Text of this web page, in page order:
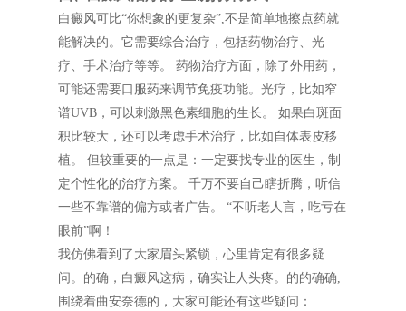
白癜风可比“你想象的更复杂”,不是简单地擦点药就
能解决的。它需要综合治疗，包括药物治疗、光
疗、手术治疗等等。 药物治疗方面，除了外用药，
可能还需要口服药来调节免疫功能。光疗，比如窄
谱UVB，可以刺激黑色素细胞的生长。 如果白斑面
积比较大，还可以考虑手术治疗，比如自体表皮移
植。 但较重要的一点是：一定要找专业的医生，制
定个性化的治疗方案。 千万不要自己瞎折腾，听信
一些不靠谱的偏方或者广告。 “不听老人言，吃亏在
眼前”啊！
我仿佛看到了大家眉头紧锁，心里肯定有很多疑
问。的确，白癜风这病，确实让人头疼。的的确确,
围绕着曲安奈德的，大家可能还有这些疑问：